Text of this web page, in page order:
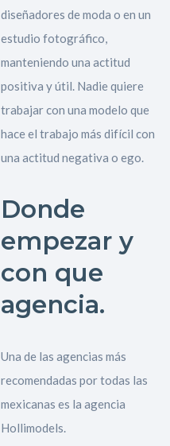
diseñadores de moda o en un
estudio fotográfico,
manteniendo una actitud
positiva y útil. Nadie quiere
trabajar con una modelo que
hace el trabajo más difícil con
una actitud negativa o ego.
Donde
empezar y
con que
agencia.
Una de las agencias más
recomendadas por todas las
mexicanas es la agencia
Hollimodels.